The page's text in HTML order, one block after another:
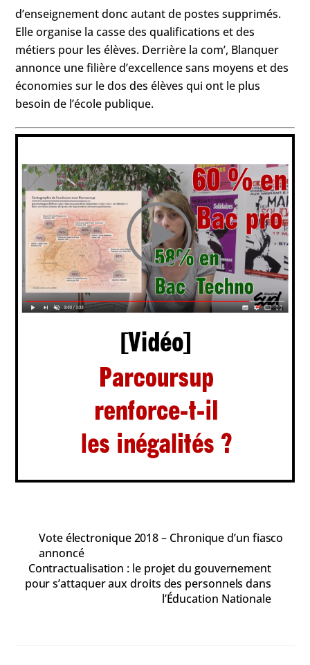
d’enseignement donc autant de postes supprimés.
Elle organise la casse des qualifications et des
métiers pour les élèves. Derrière la com’, Blanquer
annonce une filière d’excellence sans moyens et des
économies sur le dos des élèves qui ont le plus
besoin de l’école publique.
Vote électronique 2018 – Chronique d’un fiasco
annoncé
Contractualisation : le projet du gouvernement
pour s’attaquer aux droits des personnels dans
l’Éducation Nationale